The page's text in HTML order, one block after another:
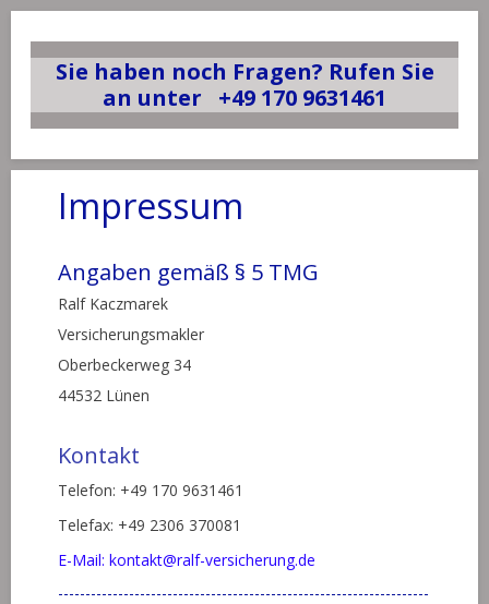
Sie haben noch Fragen? Rufen Sie
an unter +49 170 9631461
Impressum
Angaben gemäß § 5 TMG
Ralf Kaczmarek
Versicherungsmakler
Oberbeckerweg 34
44532 Lünen
Kontakt
Telefon: +49 170 9631461
Telefax: +49 2306 370081
E-Mail: kontakt@ralf-versicherung.de
--------------------------------------------------------------------